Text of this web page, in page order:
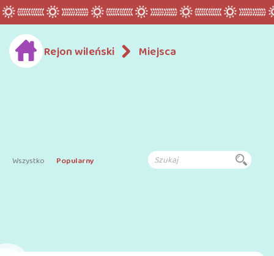
Rejon wileński Miejsca
Wszystko Popularny